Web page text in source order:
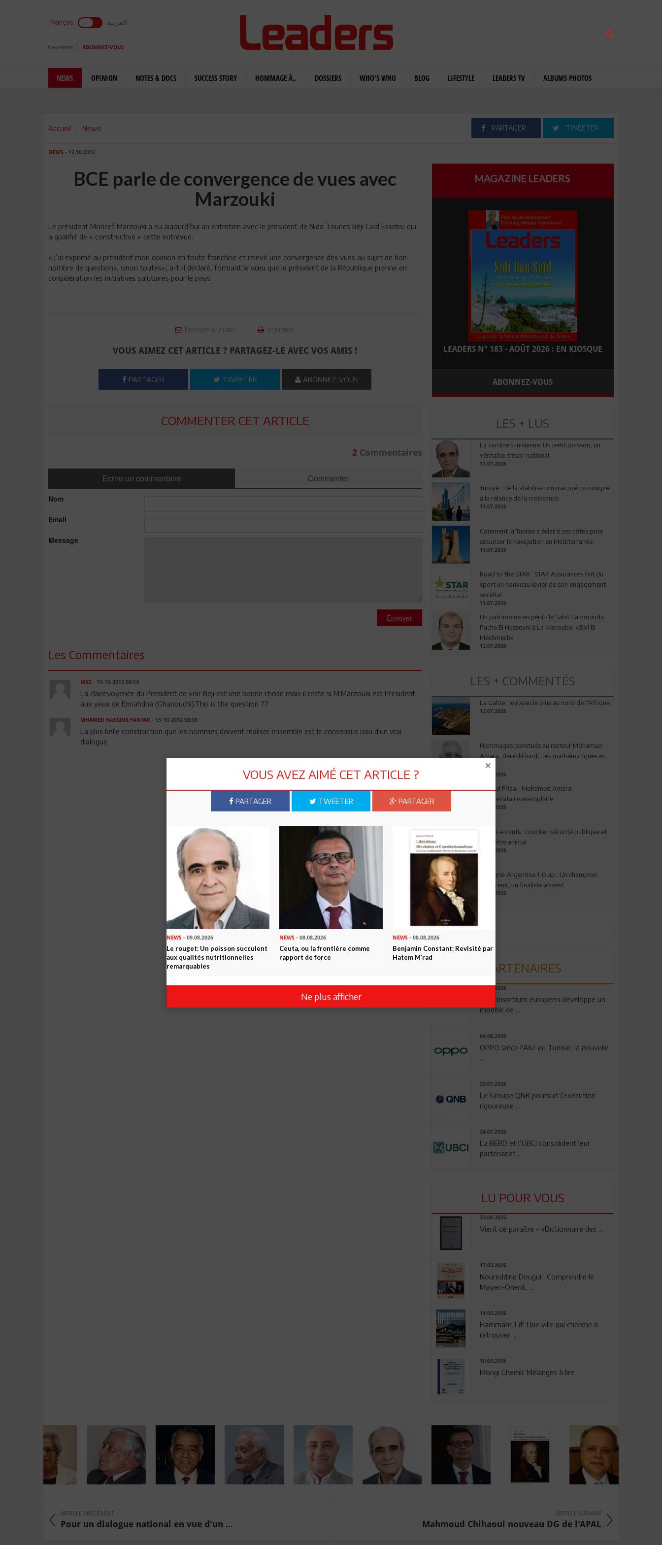
Français العربية
Newsletter ABONNEZ-VOUS
NEWS OPINION NOTES & DOCS SUCCESS STORY HOMMAGE À.. DOSSIERS WHO'S WHO BLOG LIFESTYLE LEADERS TV ALBUMS PHOTOS
Accueil News PARTAGER TWEETER
NEWS - 12.10.2012
BCE parle de convergence de vues avec
Marzouki
Le président Moncef Marzouki a eu aujourd’hui un entretien avec le président de Nida Tounes Béji Caïd Essebsi qui
a qualifié de « constructive » cette entrevue.
« J’ai exprimé au président mon opinion en toute franchise et relevé une convergence des vues au sujet de bon
nombre de questions, sinon toutes», a-t-il déclaré, formant le vœu que le président de la République prenne en
considération les initiatives salutaires pour le pays.
Envoyer à un ami Imprimer
VOUS AIMEZ CET ARTICLE ? PARTAGEZ-LE AVEC VOS AMIS !
PARTAGER TWEETER ABONNEZ-VOUS
COMMENTER CET ARTICLE
2Commentaires
Ecrire un commentaire Commenter
Nom
Email
Message
Envoyer
Les Commentaires
MKS - 13-10-2012 08:13
La clairevoyence du President de voir Beji est une bonne chose mais il reste si M.Marzouki est President
aux yeux de Ennahdha (Ghanouchi).This is the question ??
MHAMED HASSINE FANTAR- 13-10-2012 08:38
La plus belle construction que les hommes doivent réaliser ensemble est le consensus issu d'un vrai
dialogue
MAGAZINE LEADERS
LEADERS N° 183 - AOÛT 2026 : EN KIOSQUE
ABONNEZ-VOUS
LES + LUS
La sardine tunisienne: Un petit poisson, un
véritable trésor national
11.07.2026
Tunisie : De la stabilisation macroéconomique
à la relance de la croissance
11.07.2026
Comment la Tunisie a éclairé ses côtes pour
sécuriser la navigation en Méditerranée
11.07.2026
Road to the STAR : STAR Assurances fait du
sport un nouveau levier de son engagement
sociétal
11.07.2026
Un patrimoine en péril - le Sabil Hammouda
Pacha El Husseyni à La Manouba: «Sbil El
Mechmech»
12.07.2026
LES + COMMENTÉS
La Galite : le joyau le plus au nord de l'Afrique
12.07.2026
Hommages ponctués au recteur Mohamed
Amara, décédé lundi : les mathématiques en
deuil
03.08.2026
Ahmed Friaa - Mohamed Amara:
l’Universitaire exemplaire
04.08.2026
Chiens errants : concilier sécurité publique et
bien-être animal
17.07.2026
Espagne-Argentine 1-0 ap : Un champion
valeureux, un finaliste absent
19.07.2026
PARTENAIRES
06.08.2026
Un consortium européen développe un
modèle de ...
04.08.2026
OPPO lance l'A6c en Tunisie: la nouvelle
29.07.2026
Le Groupe QNB poursuit l’exécution
rigoureuse ...
24.07.2026
La BERD et l’UBCI consolident leur
partenariat ...
LU POUR VOUS
23.04.2026
Vient de paraître - «Dictionnaire des ...
17.03.2026
Noureddine Dougui : Comprendre le
Moyen-Orient, ...
14.03.2026
Hammam-Lif: Une ville qui cherche à
retrouver ...
10.03.2026
Mongi Chemli: Mélanges à lire
ARTICLE PRÉCÉDENT
Pour un dialogue national en vue d'un ...
ARTICLE SUIVANT
Mahmoud Chihaoui nouveau DG de l'APAL
VOUS AVEZ AIMÉ CET ARTICLE ?
PARTAGER TWEETER PARTAGER
NEWS - 09.08.2026
Le rouget: Un poisson succulent
aux qualités nutritionnelles
remarquables
NEWS - 08.08.2026
Ceuta, ou la frontière comme
rapport de force
NEWS- 08.08.2026
Benjamin Constant: Revisité par
Hatem M’rad
Ne plus afficher